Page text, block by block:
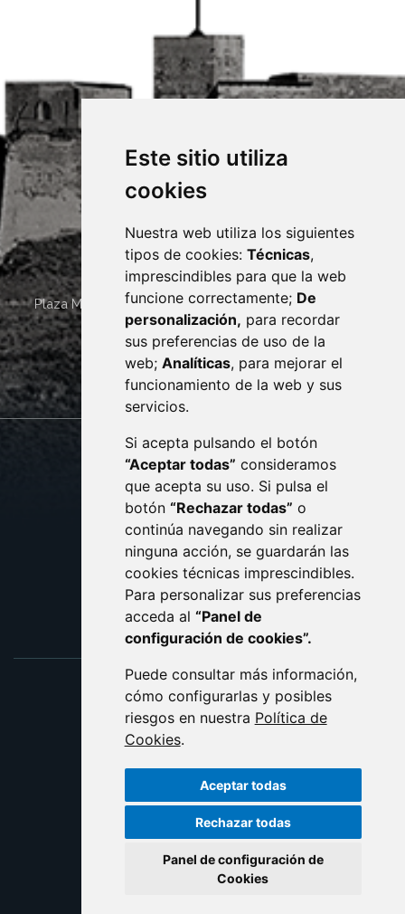
Este sitio utiliza
cookies
Nuestra web utiliza los siguientes
tipos de cookies: Técnicas,
imprescindibles para que la web
funcione correctamente; De
personalización, para recordar
sus preferencias de uso de la
web; Analíticas, para mejorar el
funcionamiento de la web y sus
servicios.
Si acepta pulsando el botón
“Aceptar todas” consideramos
que acepta su uso. Si pulsa el
botón “Rechazar todas” o
continúa navegando sin realizar
ninguna acción, se guardarán las
cookies técnicas imprescindibles.
Para personalizar sus preferencias
acceda al “Panel de
configuración de cookies”.
Puede consultar más información,
cómo configurarlas y posibles
riesgos en nuestra Política de
Cookies.
Aceptar todas
Rechazar todas
Panel de configuración de
Cookies
Plaza Mayor 4 22400 MONZÓN - ARAGÓN (ESPAÑA)
· (34) 974 400 700 ·
sac@monzon.es
monzon.es
CONTACTO
AVISO LEGAL
PROTECCIÓN DE DATOS
POLÍTICA DE COOKIES
ACCESIBILIDAD
ENLACE EXTERNO AL